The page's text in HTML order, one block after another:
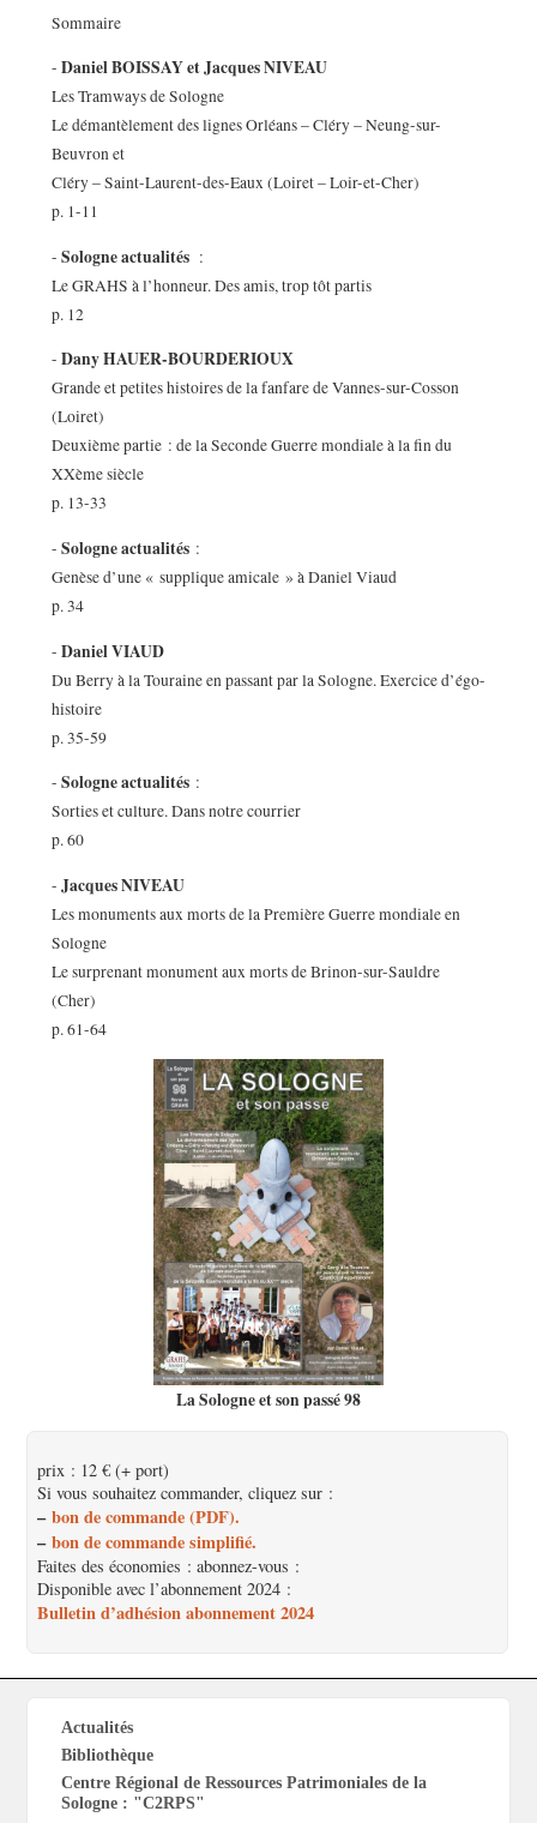
Sommaire
- Daniel BOISSAY et Jacques NIVEAU
Les Tramways de Sologne
Le démantèlement des lignes Orléans – Cléry – Neung-sur-
Beuvron et
Cléry – Saint-Laurent-des-Eaux (Loiret – Loir-et-Cher)
p. 1-11
- Sologne actualités :
Le GRAHS à l’honneur. Des amis, trop tôt partis
p. 12
- Dany HAUER-BOURDERIOUX
Grande et petites histoires de la fanfare de Vannes-sur-Cosson
(Loiret)
Deuxième partie : de la Seconde Guerre mondiale à la fin du
XXème siècle
p. 13-33
- Sologne actualités:
Genèse d’une « supplique amicale » à Daniel Viaud
p. 34
- Daniel VIAUD
Du Berry à la Touraine en passant par la Sologne. Exercice d’égo-
histoire
p. 35-59
- Sologne actualités:
Sorties et culture. Dans notre courrier
p. 60
- Jacques NIVEAU
Les monuments aux morts de la Première Guerre mondiale en
Sologne
Le surprenant monument aux morts de Brinon-sur-Sauldre
(Cher)
p. 61-64
La Sologne et son passé 98
prix : 12 € (+ port)
Si vous souhaitez commander, cliquez sur :
– bon de commande (PDF).
– bon de commande simplifié.
Faites des économies : abonnez-vous :
Disponible avec l’abonnement 2024 :
Bulletin d’adhésion abonnement 2024
Actualités
Bibliothèque
Centre Régional de Ressources Patrimoniales de la
Sologne : "C2RPS"